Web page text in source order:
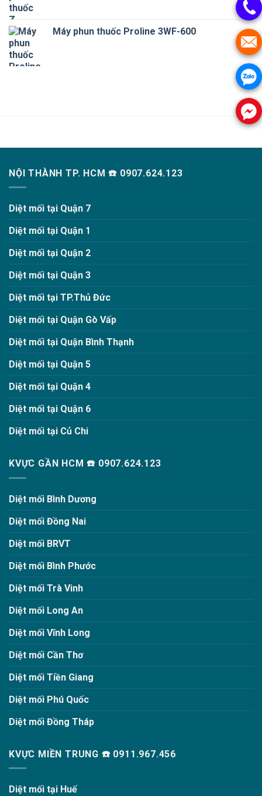
Máy phun thuốc Proline 3WF-600
NỘI THÀNH TP. HCM ☎️ 0907.624.123
Diệt mối tại Quận 7
Diệt mối tại Quận 1
Diệt mối tại Quận 2
Diệt mối tại Quận 3
Diệt mối tại TP.Thủ Đức
Diệt mối tại Quận Gò Vấp
Diệt mối tại Quận Bình Thạnh
Diệt mối tại Quận 5
Diệt mối tại Quận 4
Diệt mối tại Quận 6
Diệt mối tại Củ Chi
KVỰC GẦN HCM ☎️ 0907.624.123
Diệt mối Bình Dương
Diệt mối Đồng Nai
Diệt mối BRVT
Diệt mối Bình Phước
Diệt mối Trà Vinh
Diệt mối Long An
Diệt mối Vĩnh Long
Diệt mối Cần Thơ
Diệt mối Tiền Giang
Diệt mối Phú Quốc
Diệt mối Đồng Tháp
KVỰC MIỀN TRUNG ☎️ 0911.967.456
Diệt mối tại Huế